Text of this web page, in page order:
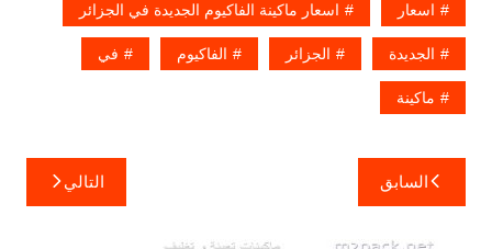
اسعار اسعار ماكينة الفاكيوم الجديدة في الجزائر
الجديدة الجزائر الفاكيوم في
ماكينة
تصفّح
المقالات
السابق التالي